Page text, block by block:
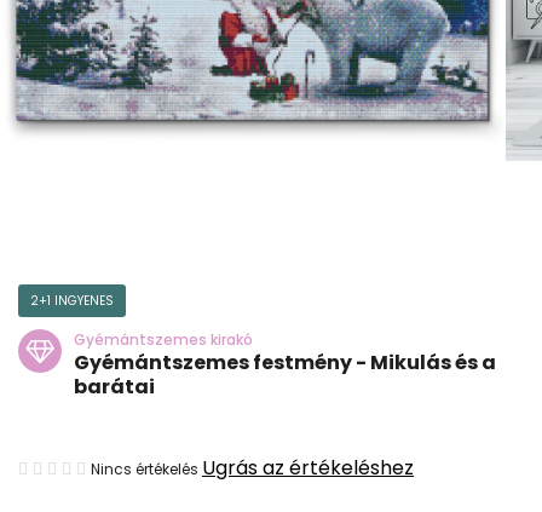
2+1 INGYENES
Gyémántszemes kirakó
Gyémántszemes festmény - Mikulás és a
barátai
A
Nincs értékelés Ugrás az értékeléshez